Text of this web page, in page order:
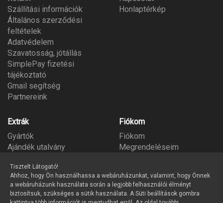
Szállítási információk
Általános szerződési
feltételek
Adatvédelem
Szavatosság, jótállás
SimplePay fizetési
tájékoztató
Gmail segítség
Partnereink
Honlaptérkép
Extrák
Gyártók
Ajándék utalvány
Fiókom
Fiókom
Megrendeléseim
Tisztelt Látogató!
Ahhoz, hogy Ön használhassa a webáruházunkat, valamint, hogy Önnek
a webáruházunk használata során a legjobb felhasználói élményt
biztosítsuk, szükséges a sütik használata. A Süti beállítások gombra